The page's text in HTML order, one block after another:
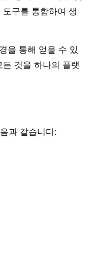
구를 통합하여 생
을 통해 얻을 수 있
것을 하나의 플랫
과 같습니다: